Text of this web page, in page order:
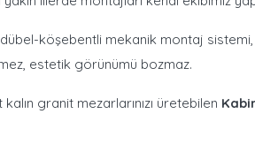
köşebentli mekanik montaj sistemi,
estetik görünümü bozmaz.
granit mezarlarınızı üretebilen